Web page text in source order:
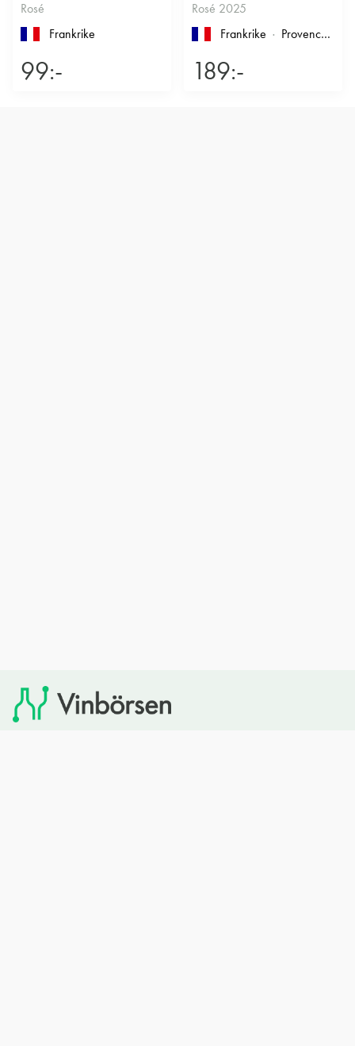
Rosé
Frankrike
99:-
Rosé 2025
Frankrike
Provence
189:-